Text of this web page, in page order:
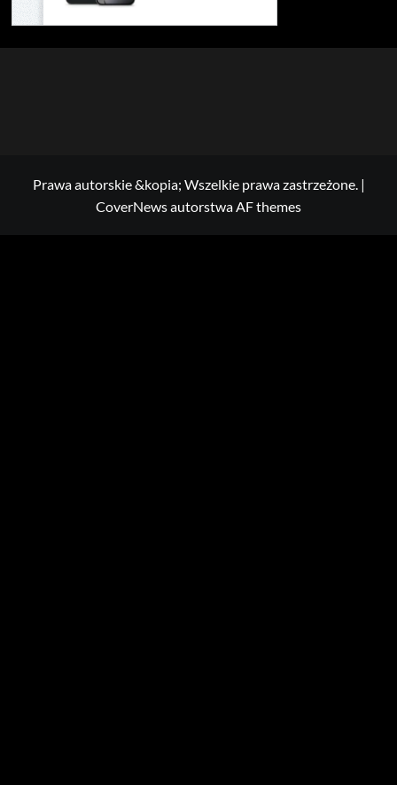
Prawa autorskie &kopia; Wszelkie prawa zastrzeżone. |
CoverNewsautorstwa AF themes